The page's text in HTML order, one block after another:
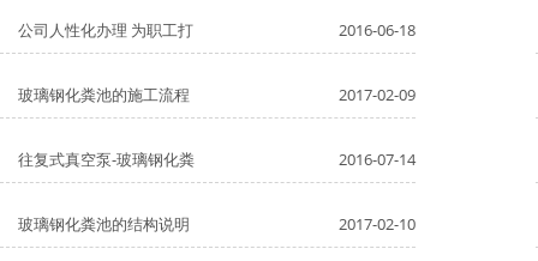
公司人性化办理 为职工打 2016-06-18
玻璃钢化粪池的施工流程 2017-02-09
往复式真空泵-玻璃钢化粪 2016-07-14
玻璃钢化粪池的结构说明 2017-02-10